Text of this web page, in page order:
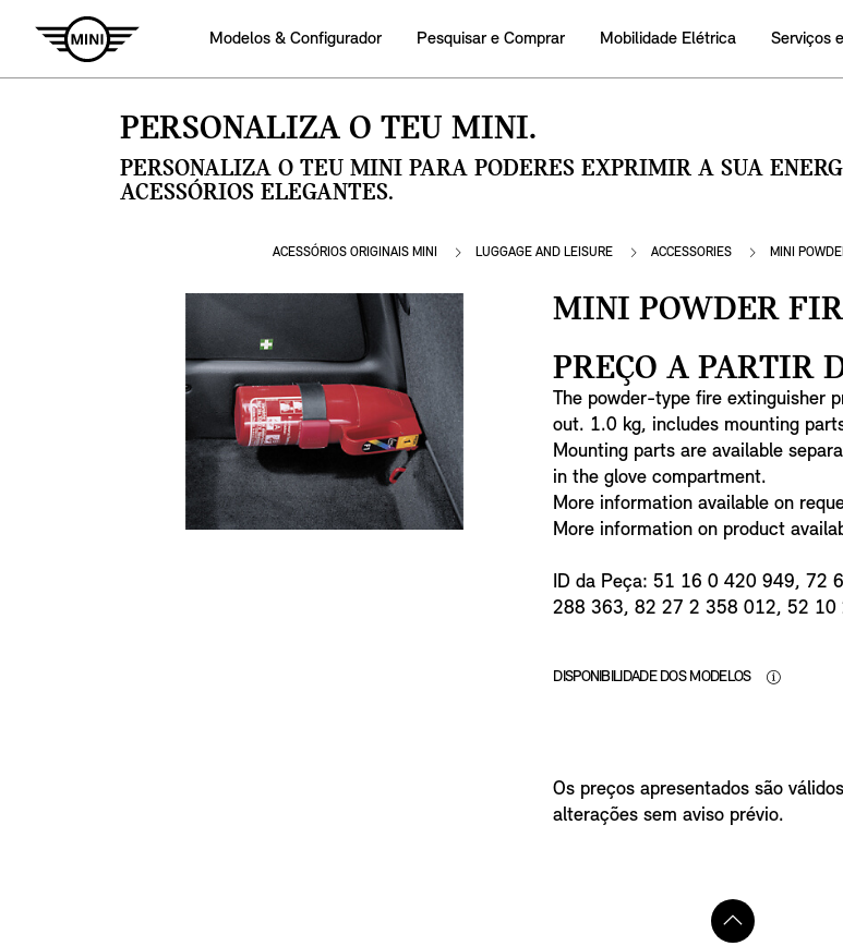
Modelos & Configurador Pesquisar e Comprar Mobilidade Elétrica Serviços
PERSONALIZA O TEU MINI.
PERSONALIZA O TEU MINI PARA PODERES EXPRIMIR A SUA
ACESSÓRIOS ELEGANTES.
ACESSÓRIOS ORIGINAIS MINI LUGGAGE AND LEISURE ACCESSORIES MINI
MINI POWDER
PREÇO A PARTIR
The powder-type fire extinguisher
out. 1.0 kg, includes mounting
Mounting parts are available
in the glove compartment.
More information available on
More information on product
ID da Peça: 51 16 0 420 949,
288 363, 82 27 2 358 012, 52
DISPONIBILIDADE DOS MODELOS
Os preços apresentados são
alterações sem aviso prévio.